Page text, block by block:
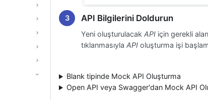
API Bilgilerini Doldurun
Yeni oluşturulacak API için gerekli
tıklanmasıyla API oluşturma işi
Blank tipinde Mock API Oluşturma
Open API veya Swagger'dan Mock API